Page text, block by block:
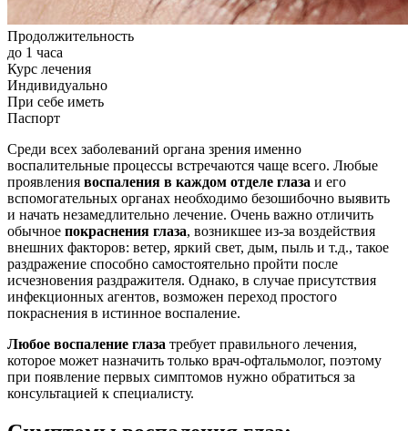
Продолжительность
до 1 часа
Курс лечения
Индивидуально
При себе иметь
Паспорт
Среди всех заболеваний органа зрения именно
воспалительные процессы встречаются чаще всего. Любые
проявления воспаления в каждом отделе глаза и его
вспомогательных органах необходимо безошибочно выявить
и начать незамедлительно лечение. Очень важно отличить
обычное покраснения глаза, возникшее из-за воздействия
внешних факторов: ветер, яркий свет, дым, пыль и т.д., такое
раздражение способно самостоятельно пройти после
исчезновения раздражителя. Однако, в случае присутствия
инфекционных агентов, возможен переход простого
покраснения в истинное воспаление.
Любое воспаление глаза требует правильного лечения,
которое может назначить только врач-офтальмолог, поэтому
при появление первых симптомов нужно обратиться за
консультацией к специалисту.